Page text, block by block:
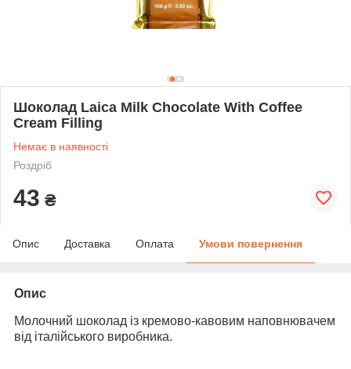
Шоколад Laica Milk Chocolate With Coffee
Cream Filling
Немає в наявності
Роздріб
43 ₴
Опис Доставка Оплата Умови повернення
Опис
Молочний шоколад із кремово-кавовим наповнювачем
від італійського виробника.